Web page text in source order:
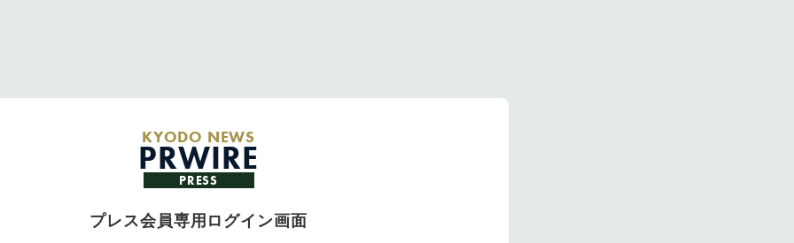
KYODO NEWS
PRWIRE
PRESS
プレス会員専用ログイン画面